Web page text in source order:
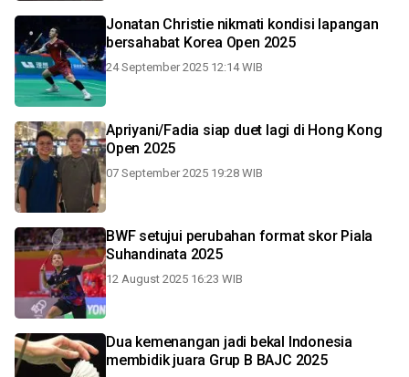
Jonatan Christie nikmati kondisi lapangan
bersahabat Korea Open 2025
24 September 2025 12:14 WIB
Apriyani/Fadia siap duet lagi di Hong Kong
Open 2025
07 September 2025 19:28 WIB
BWF setujui perubahan format skor Piala
Suhandinata 2025
12 August 2025 16:23 WIB
Dua kemenangan jadi bekal Indonesia
membidik juara Grup B BAJC 2025